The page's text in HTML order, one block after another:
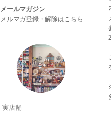
メールマガジン
メルマガ登録・解除はこちら
-実店舗-